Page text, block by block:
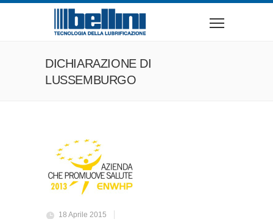
DICHIARAZIONE DI
LUSSEMBURGO
18 Aprile 2015